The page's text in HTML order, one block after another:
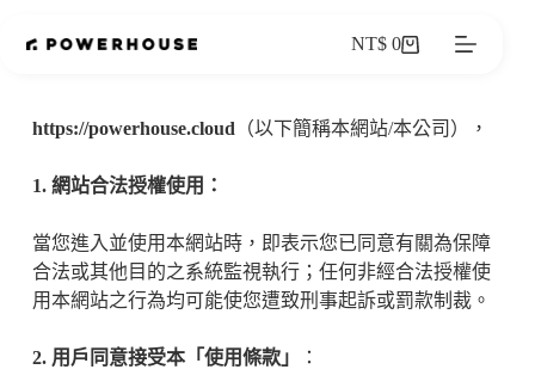
NT$ 0
https://powerhouse.cloud （以下簡稱本網站/本公司），
1. 網站合法授權使用：
當您進入並使用本網站時，即表示您已同意有關為保障
合法或其他目的之系統監視執行；任何非經合法授權使
用本網站之行為均可能使您遭致刑事起訴或罰款制裁。
2. 用戶同意接受本「使用條款」 ：